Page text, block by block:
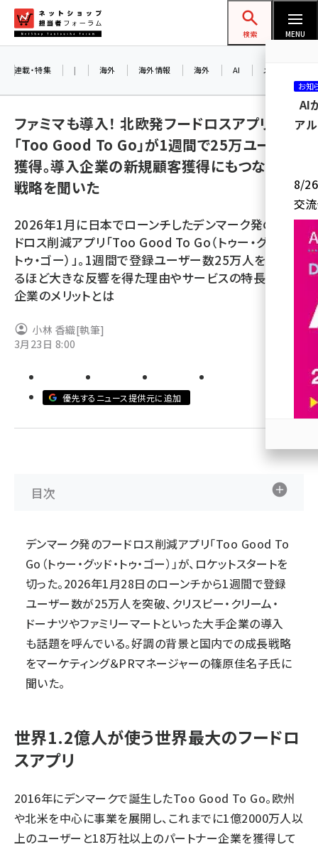
ン
ネットショップ担当者フォーラム
検索 MENU
amazon (2249)
yahoo (1901)
ecbeing (1207)
アスクル (1119)
base (1077)
revico (740)
連載・特集 | 海外 海外情報 海外 AI メタバース
ファミマも導入！ 北欧発フードロスアプリ
「Too Good To Go」が1週間で25万ユーザー
獲得。導入企業の新規顧客獲得にもつながる
戦略を聞いた
2026年1月に日本でローンチしたデンマーク発のフー
ドロス削減アプリ「Too Good To Go（トゥー・グッド・
トゥ・ゴー）」。1週間で登録ユーザー数25万人を突破す
るほど大きな反響を得た理由やサービスの特長、導入
企業のメリットとは
小林 香織[執筆]
3月23日 8:00
優先するニュース提供元に追加
目次
デンマーク発のフードロス削減アプリ「Too Good To
Go（トゥー・グッド・トゥ・ゴー）」が、ロケットスタートを
切った。2026年1月28日のローンチから1週間で登録
ユーザー数が25万人を突破、クリスピー・クリーム・
ドーナツやファミリーマートといった大手企業の導入
も話題を呼んでいる。好調の背景と国内での成長戦略
をマーケティング＆PRマネージャーの篠原佳名子氏に
聞いた。
世界1.2億人が使う世界最大のフードロ
スアプリ
2016年にデンマークで誕生したToo Good To Go。欧州
や北米を中心に事業を展開し、これまでに1億2000万人以
上のユーザーと18万社以上のパートナー企業を獲得して
お知
AI
ア
8/26
交
参